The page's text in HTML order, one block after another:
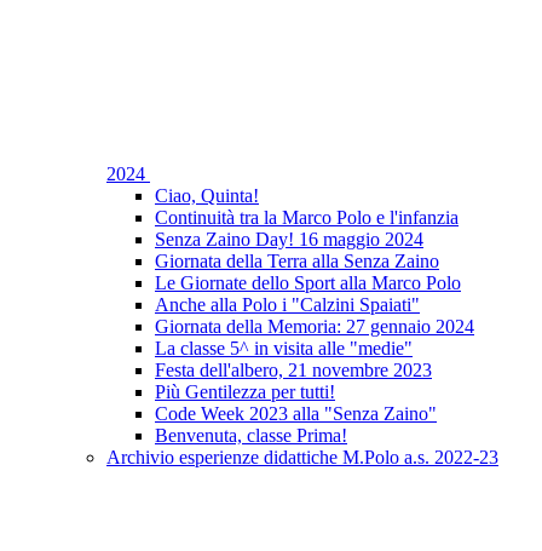
2024
Ciao, Quinta!
Continuità tra la Marco Polo e l'infanzia
Senza Zaino Day! 16 maggio 2024
Giornata della Terra alla Senza Zaino
Le Giornate dello Sport alla Marco Polo
Anche alla Polo i "Calzini Spaiati"
Giornata della Memoria: 27 gennaio 2024
La classe 5^ in visita alle "medie"
Festa dell'albero, 21 novembre 2023
Più Gentilezza per tutti!
Code Week 2023 alla "Senza Zaino"
Benvenuta, classe Prima!
Archivio esperienze didattiche M.Polo a.s. 2022-23